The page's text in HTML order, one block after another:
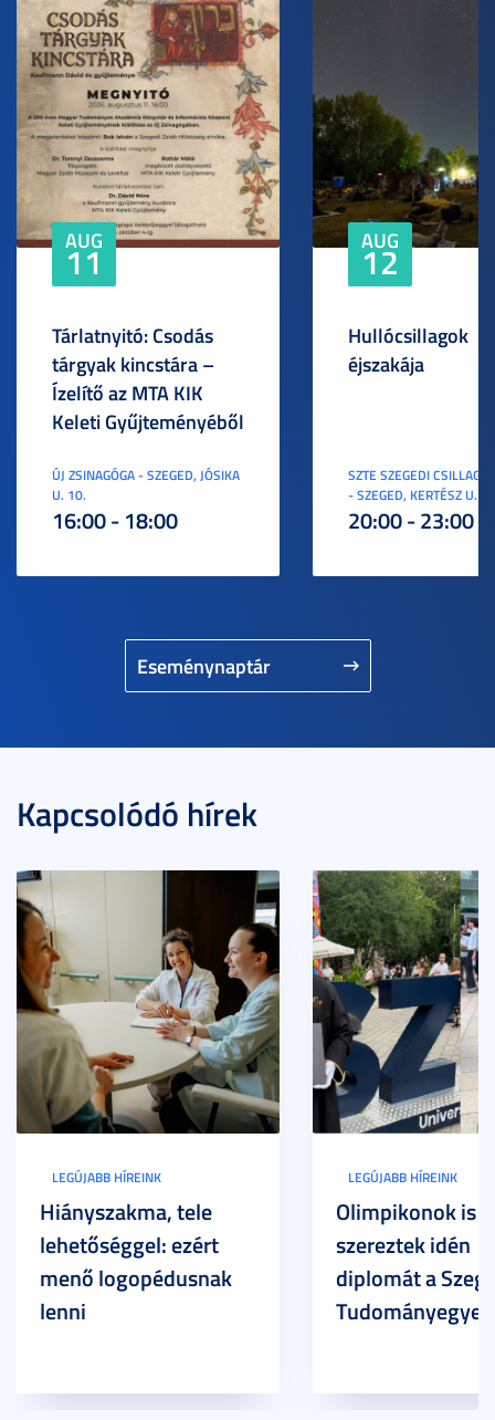
Eseménynaptár
AUG
11
Tárlatnyitó: Csodás
tárgyak kincstára –
Ízelítő az MTA KIK
Keleti Gyűjteményéből
ÚJ ZSINAGÓGA - SZEGED, JÓSIKA
U. 10.
16:00 - 18:00
AUG
12
Hullócsillagok
éjszakája
SZTE SZEGEDI
- SZEGED, KERTÉSZ U. 3.
20:00 - 23:00
Kapcsolódó hírek
LEGÚJABB HÍREINK
Hiányszakma, tele
lehetőséggel: ezért
menő logopédusnak
lenni
LEGÚJABB HÍREINK
Olimpikonok is
szereztek idén
diplomát a